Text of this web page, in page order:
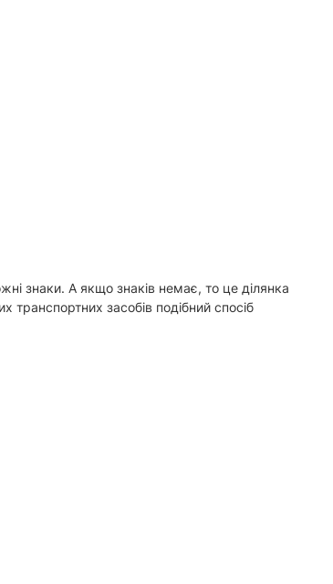
знаки. А якщо знаків немає, то це ділянка
транспортних засобів подібний спосіб